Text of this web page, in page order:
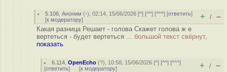
5.106 ,Аноним (-), 02:14, 15/06/2026 [^] [^^] [^^^] [ответить]
[к модератору] + / –
Какая разница Решает - голова Скажет голова ж е
вертеться - будет вертеться ... большой текст свёрнут,
показать
6.114 ,OpenEcho (?), 10:58, 15/06/2026 [^] [^^] [^^^]
[ответить] [к модератору] + / –